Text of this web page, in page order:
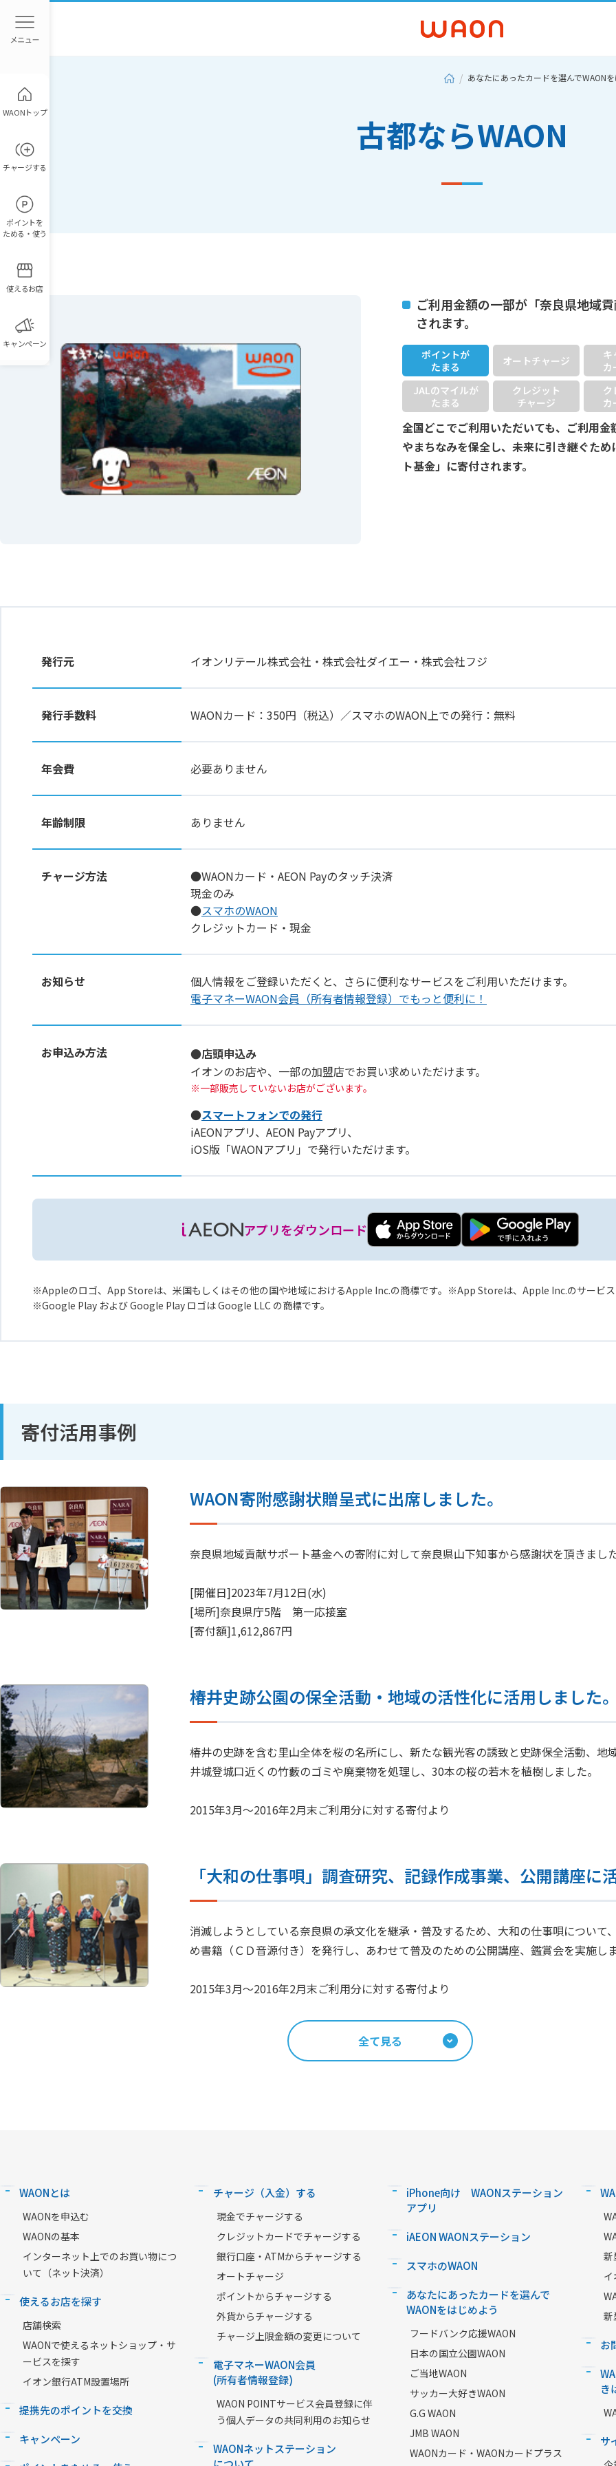
WAONトップ
チャージする
ポイントを
ためる・使う
使えるお店
キャンペーン
あなたにあったカードを選んでWAON
古都ならWAON
ご利用金額の一部が「奈良県地域
されます。
ポイントが
たまる
オートチャージ
キ
カ
JALのマイルが
たまる
クレジット
チャージ
ク
カ
全国どこでご利用いただいても、ご利用
やまちなみを保全し、未来に引き継ぐた
ト基金」に寄付されます。
発行元 イオンリテール株式会社・株式会社ダイエー・株式会社フジ
発行手数料 WAONカード：350円（税込）／スマホのWAON上での発行：無料
年会費 必要ありません
年齢制限 ありません
チャージ方法
●WAONカード・AEON Payのタッチ決済
現金のみ
●スマホのWAON
クレジットカード・現金
お知らせ
個人情報をご登録いただくと、さらに便利なサービスをご利用いただけます。
電子マネーWAON会員（所有者情報登録）でもっと便利に！
お申込み方法
●店頭申込み
イオンのお店や、一部の加盟店でお買い求めいただけます。
一部販売していないお店がございます。
●スマートフォンでの発行
iAEONアプリ、AEON Payアプリ、
iOS版「WAONアプリ」で発行いただけます。
アプリをダウンロード
Appleのロゴ、App Storeは、米国もしくはその他の国や地域におけるApple Inc.の商標です。
App Storeは、Apple Inc.のサービス
Google Play および Google Play ロゴは Google LLC の商標です。
寄付活用事例
WAON寄附感謝状贈呈式に出席しました。
奈良県地域貢献サポート基金への寄附に対して奈良県山下知事から感謝状を頂きました
[開催日]2023年7月12日(水)
[場所]奈良県庁5階 第一応接室
[寄付額]1,612,867円
椿井史跡公園の保全活動・地域の活性化に活用しました。
椿井の史跡を含む里山全体を桜の名所にし、新たな観光客の誘致と史跡保全活動、地
井城登城口近くの竹藪のゴミや廃棄物を処理し、30本の桜の若木を植樹しました。
2015年3月～2016年2月末ご利用分に対する寄付より
「大和の仕事唄」調査研究、記録作成事業、公開講座に
消滅しようとしている奈良県の承文化を継承・普及するため、大和の仕事唄について
め書籍（ＣＤ音源付き）を発行し、あわせて普及のための公開講座、鑑賞会を実施しま
2015年3月～2016年2月末ご利用分に対する寄付より
全て見る
WAONとは
WAONを申込む
WAONの基本
インターネット上でのお買い物につ
いて（ネット決済）
使えるお店を探す
店舗検索
WAONで使えるネットショップ・サ
ービスを探す
イオン銀行ATM設置場所
提携先のポイントを交換
キャンペーン
チャージ（入金）する
現金でチャージする
クレジットカードでチャージする
銀行口座・ATMからチャージする
オートチャージ
ポイントからチャージする
外貨からチャージする
チャージ上限金額の変更について
電子マネーWAON会員
(所有者情報登録)
WAON POINTサービス会員登録に伴
う個人データの共同利用のお知らせ
WAONネットステーション
iPhone向け WAONステーション
アプリ
iAEON WAONステーション
スマホのWAON
あなたにあったカードを選んで
WAONをはじめよう
フードバンク応援WAON
日本の国立公園WAON
ご当地WAON
サッカー大好きWAON
G.G WAON
JMB WAON
WAONカード・WAONカードプラス
新
イ
新
お
き
サ